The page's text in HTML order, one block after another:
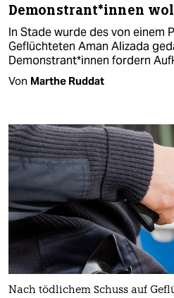
Demonstrant*innen
In Stade wurde des von einem
Geflüchteten Aman Alizada
Demonstrant*innen fordern
Von Marthe Ruddat
Nach tödlichem Schuss auf